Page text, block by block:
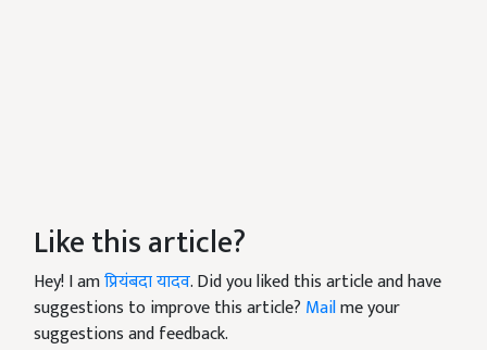
Like this article?
Hey! I amप्रियंबदा यादव. Did you liked this article and have
suggestions to improve this article? Mailme your
suggestions and feedback.